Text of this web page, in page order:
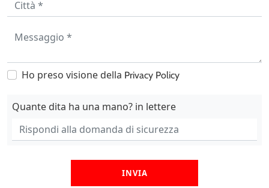
Ho preso visione della Privacy Policy
Quante dita ha una mano? in lettere
INVIA